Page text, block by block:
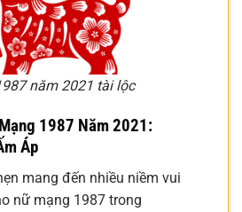
năm 2021 tài lộc
1987 Năm 2021:
Áp
mang đến nhiều niềm vui
nữ mạng 1987 trong